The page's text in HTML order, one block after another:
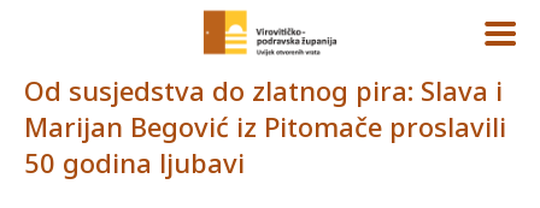
Od susjedstva do zlatnog pira: Slava i
Marijan Begović iz Pitomače proslavili
50 godina ljubavi